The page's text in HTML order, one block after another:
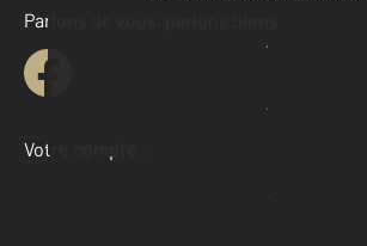
Contacter l'agence
Demander une estimation
Parlons de vous, parlons biens
Votre compte :
Accéder à mon compte